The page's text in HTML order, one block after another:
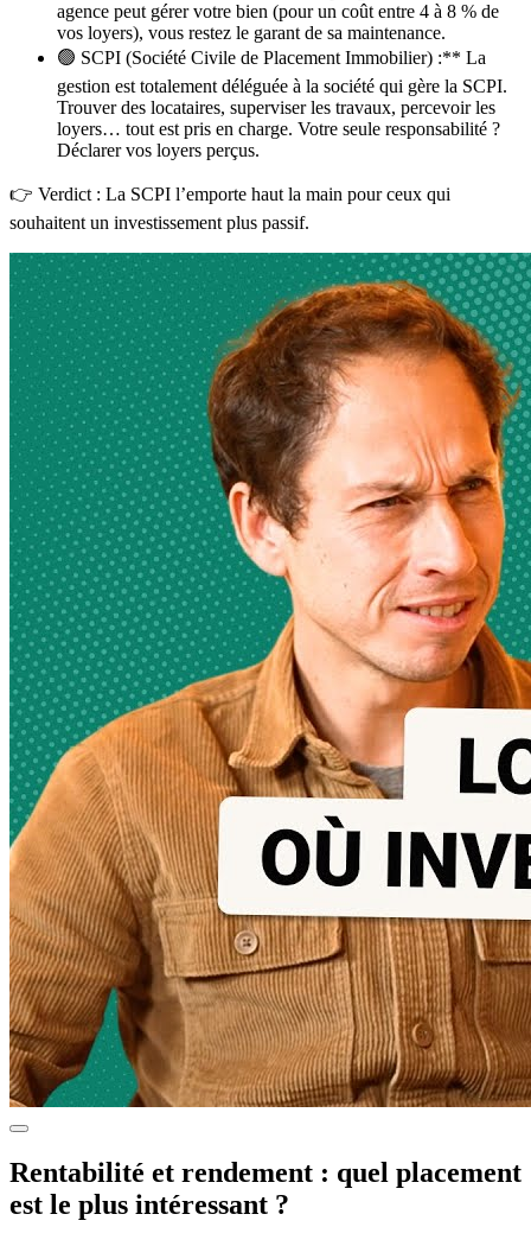
agence peut gérer votre bien (pour un coût entre 4 à 8 % de
vos loyers), vous restez le garant de sa maintenance.
🟢 SCPI (Société Civile de Placement Immobilier) :** La
gestion est totalement déléguée à la société qui gère la SCPI.
Trouver des locataires, superviser les travaux, percevoir les
loyers… tout est pris en charge. Votre seule responsabilité ?
Déclarer vos loyers perçus.
👉 Verdict : La SCPI l’emporte haut la main pour ceux qui
souhaitent un investissement plus passif.
Rentabilité et rendement : quel placement
est le plus intéressant ?